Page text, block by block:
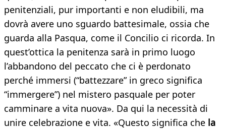
penitenziali, pur importanti e non eludibili, ma
dovrà avere uno sguardo battesimale, ossia che
guarda alla Pasqua, come il Concilio ci ricorda. In
quest’ottica la penitenza sarà in primo luogo
l’abbandono del peccato che ci è perdonato
perché immersi (“battezzare” in greco significa
“immergere”) nel mistero pasquale per poter
camminare a vita nuova». Da qui la necessità di
unire celebrazione e vita. «Questo significa che la